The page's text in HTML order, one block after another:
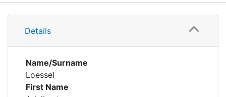
Details
Details
Name/Surname
Loessel
First Name